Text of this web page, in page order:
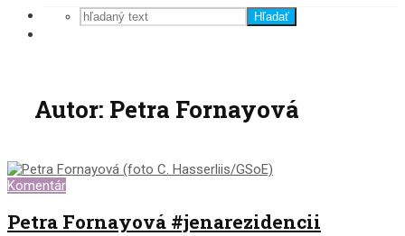
Hľadať
Autor: Petra Fornayová
Komentár
Petra Fornayová #jenarezidencii